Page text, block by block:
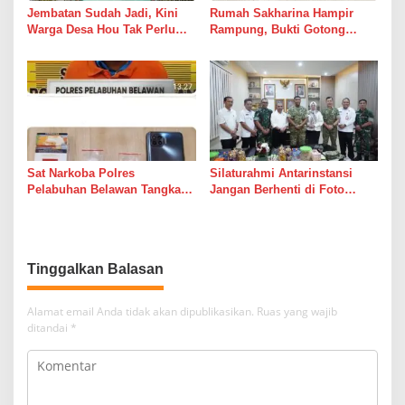
Jembatan Sudah Jadi, Kini
Warga Desa Hou Tak Perlu
Sungai
Rumah Sakharina Hampir
Rampung, Bukti Gotong
dari Janji Banyak Orang
Sat Narkoba Polres
Pelabuhan Belawan Tangkap
Silaturahmi Antarinstansi
Jangan Berhenti di Foto
Tinggalkan Balasan
Alamat email Anda tidak akan dipublikasikan. Ruas yang wajib
ditandai *